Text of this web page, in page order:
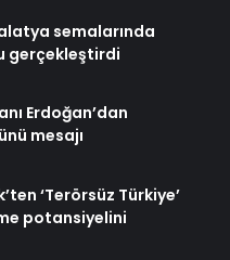
semalarında
gerçekleştirdi
Erdoğan’dan
mesajı
‘Terörsüz Türkiye’
potansiyelini